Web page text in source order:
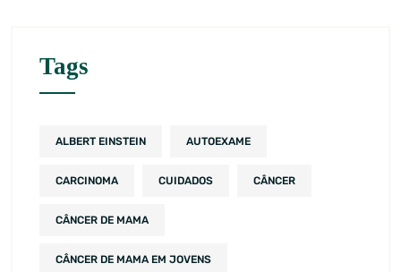
Tags
ALBERT EINSTEIN AUTOEXAME
CARCINOMA CUIDADOS CÂNCER
CÂNCER DE MAMA
CÂNCER DE MAMA EM JOVENS